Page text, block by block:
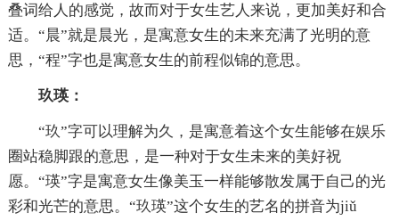
叠词给人的感觉，故而对于女生艺人来说，更加美好和合
适。“晨”就是晨光，是寓意女生的未来充满了光明的意
思，“程”字也是寓意女生的前程似锦的意思。
玖瑛：
“玖”字可以理解为久，是寓意着这个女生能够在娱乐
圈站稳脚跟的意思，是一种对于女生未来的美好祝
愿。“瑛”字是寓意女生像美玉一样能够散发属于自己的光
彩和光芒的意思。“玖瑛”这个女生的艺名的拼音为jiǔ